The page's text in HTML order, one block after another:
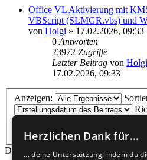
Office VL Aktivierung mit
VBScript (SLMGR.vbs) und
von Holgi » 17.02.2026, 09:33
0Antworten
23972 Zugriffe
Letzter Beitrag von Holgi
17.02.2026, 09:33
Anzeigen:
Die Suche ergab mehr als 1000 Treffer
Herzlichen Dank für...
... deine Unterstützung, indem du